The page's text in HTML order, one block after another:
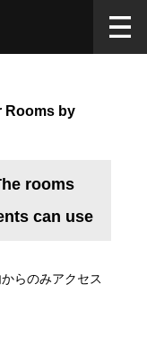
Rooms by
rooms
can use
らのみアクセス